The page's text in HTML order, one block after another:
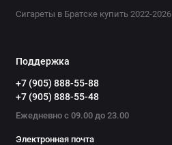
Сигареты в Братске купить 2022-2026
Поддержка
+7 (905) 888-55-88
+7 (905) 888-55-48
Ежедневно с 09.00 до 23.00
Электронная почта